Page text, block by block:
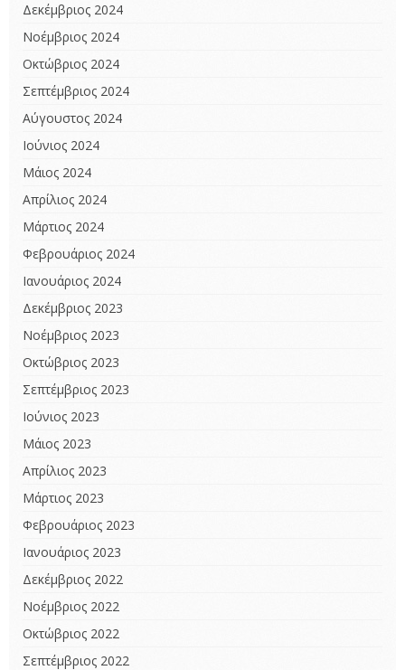
Δεκέμβριος 2024
Νοέμβριος 2024
Οκτώβριος 2024
Σεπτέμβριος 2024
Αύγουστος 2024
Ιούνιος 2024
Μάιος 2024
Απρίλιος 2024
Μάρτιος 2024
Φεβρουάριος 2024
Ιανουάριος 2024
Δεκέμβριος 2023
Νοέμβριος 2023
Οκτώβριος 2023
Σεπτέμβριος 2023
Ιούνιος 2023
Μάιος 2023
Απρίλιος 2023
Μάρτιος 2023
Φεβρουάριος 2023
Ιανουάριος 2023
Δεκέμβριος 2022
Νοέμβριος 2022
Οκτώβριος 2022
Σεπτέμβριος 2022